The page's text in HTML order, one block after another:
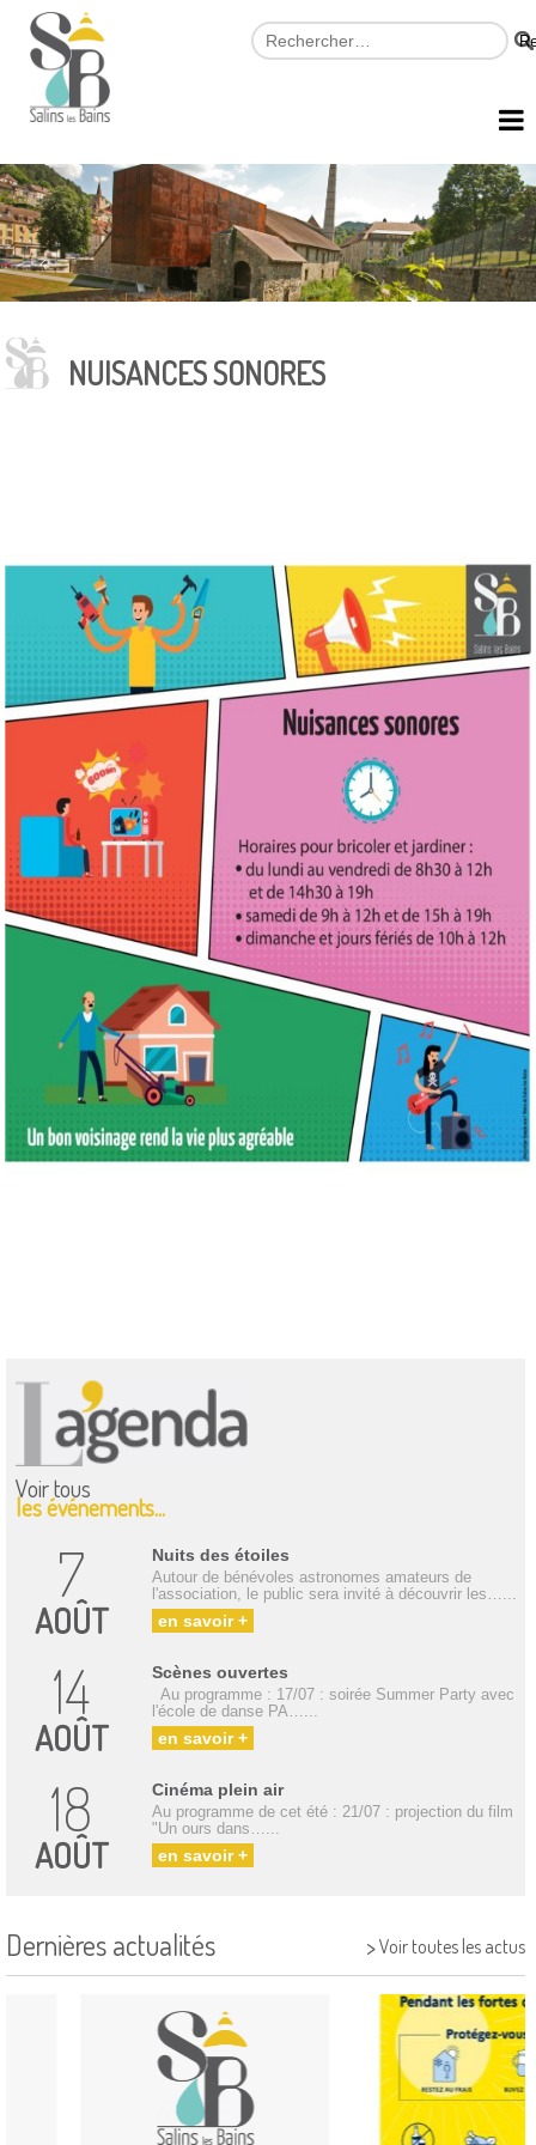
NUISANCES SONORES
Voir tous
les événements...
7
AOÛT
Nuits des étoiles
Autour de bénévoles astronomes amateurs de
l'association, le public sera invité à découvrir les…...
en savoir +
14
AOÛT
Scènes ouvertes
Au programme : 17/07 : soirée Summer Party avec
l'école de danse PA…...
en savoir +
18
AOÛT
Cinéma plein air
Au programme de cet été : 21/07 : projection du film
"Un ours dans…...
en savoir +
Dernières actualités >Voir toutes les actus